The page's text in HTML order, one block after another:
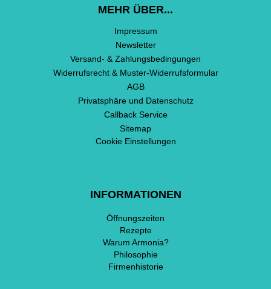
MEHR ÜBER...
Impressum
Newsletter
Versand- & Zahlungsbedingungen
Widerrufsrecht & Muster-Widerrufsformular
AGB
Privatsphäre und Datenschutz
Callback Service
Sitemap
Cookie Einstellungen
INFORMATIONEN
Öffnungszeiten
Rezepte
Warum Armonia?
Philosophie
Firmenhistorie